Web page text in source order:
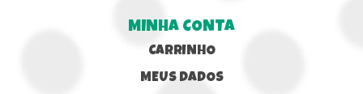
MINHA CONTA
CARRINHO
MEUS DADOS